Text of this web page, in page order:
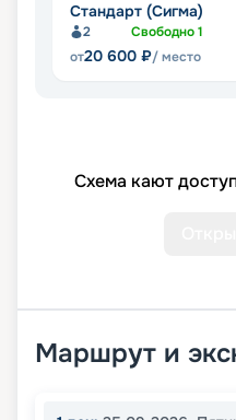
Стандарт (Сигма)
2 Свободно1
от20 600 ₽/ место
Схема кают
Маршрут и